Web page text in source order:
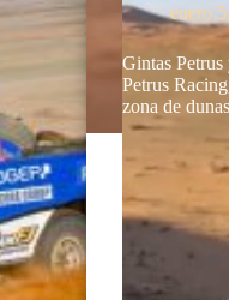
enero
Gintas
Petrus
zona de